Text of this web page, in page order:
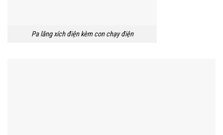
Pa lăng xích điện kèm con chạy điện